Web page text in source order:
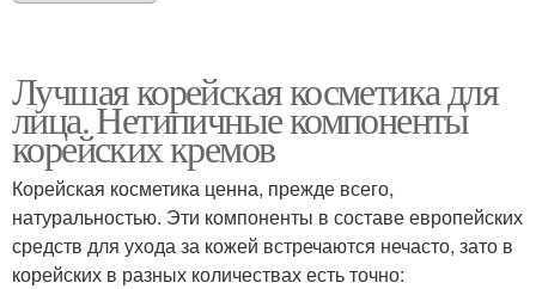
Лучшая корейская косметика для
лица. Нетипичные компоненты
корейских кремов
Корейская косметика ценна, прежде всего,
натуральностью. Эти компоненты в составе европейских
средств для ухода за кожей встречаются нечасто, зато в
корейских в разных количествах есть точно: